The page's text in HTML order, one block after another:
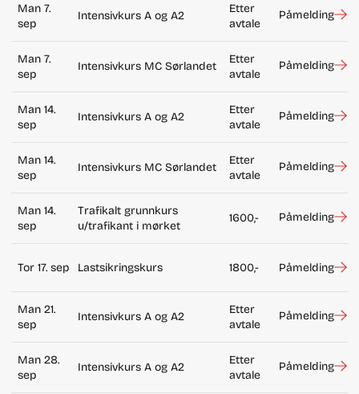
Man 7.
sep
Intensivkurs A og A2
Etter
avtale
Påmelding
Man 7.
sep
Intensivkurs MC Sørlandet
Etter
avtale
Påmelding
Man 14.
sep
Intensivkurs A og A2
Etter
avtale
Påmelding
Man 14.
sep
Intensivkurs MC Sørlandet
Etter
avtale
Påmelding
Man 14.
sep
Trafikalt grunnkurs
u/trafikant i mørket
1600,- Påmelding
Tor 17. sep Lastsikringskurs 1800,- Påmelding
Man 21.
sep
Intensivkurs A og A2
Etter
avtale
Påmelding
Man 28.
sep
Intensivkurs A og A2
Etter
avtale
Påmelding